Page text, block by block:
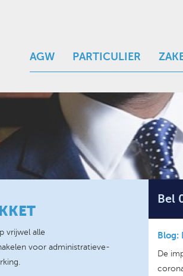
AGW PARTICULIER
vrijwel alle
voor administratieve-
Bel
Blog:
De